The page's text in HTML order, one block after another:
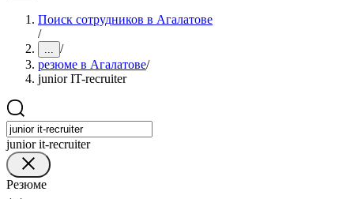
Поиск сотрудников в Агалатове
/
... /
резюме в Агалатове/
junior IT-recruiter
junior it-recruiter
Резюме